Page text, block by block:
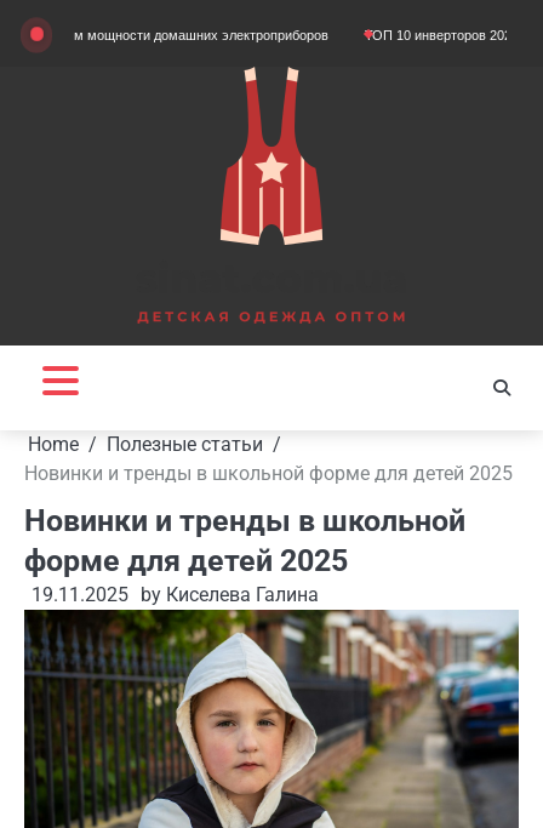
Skip
мощности домашних электроприборов ТОП 10 инверторов 2024 года
Home
Полезные статьи
Новинки и тренды в школьной форме для детей 2025
Новинки и тренды в школьной
форме для детей 2025
19.11.2025 by Киселева Галина